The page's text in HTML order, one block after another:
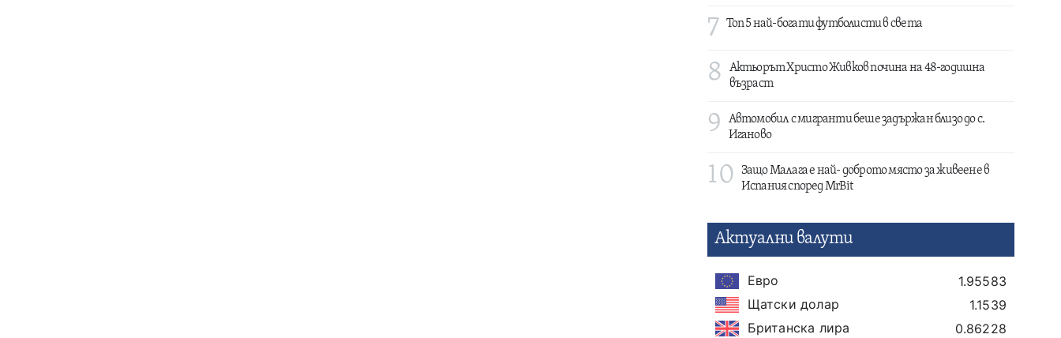
7 Топ 5 най-богати футболисти в света
8
Актьорът Христо Живков почина на 48-годишна
възраст
9
Автомобил с мигранти беше задържан близо до с.
Иганово
10
Защо Малага е най- доброто място за живеене в
Испания според MrBit
Актуални валути
Евро
1.95583
Щатски долар
1.1539
Британска лира
0.86228